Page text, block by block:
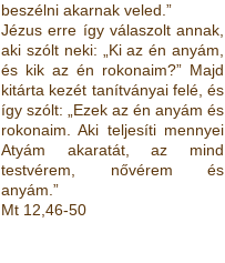
beszélni akarnak veled.”
Jézus erre így válaszolt annak,
aki szólt neki: „Ki az én anyám,
és kik az én rokonaim?” Majd
kitárta kezét tanítványai felé, és
így szólt: „Ezek az én anyám és
rokonaim. Aki teljesíti mennyei
Atyám akaratát, az mind
testvérem, nővérem és
anyám.”
Mt 12,46-50